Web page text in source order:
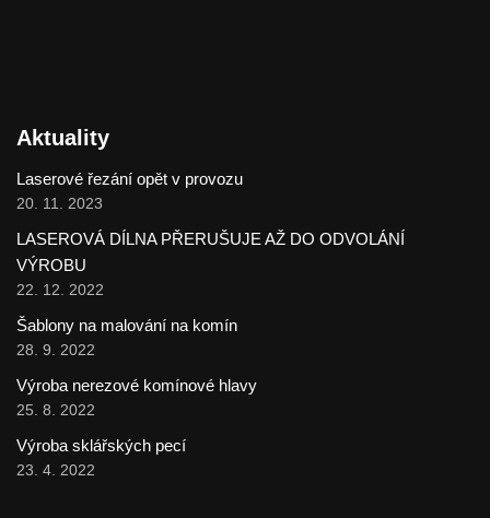
Aktuality
Laserové řezání opět v provozu
20. 11. 2023
LASEROVÁ DÍLNA PŘERUŠUJE AŽ DO ODVOLÁNÍ
VÝROBU
22. 12. 2022
Šablony na malování na komín
28. 9. 2022
Výroba nerezové komínové hlavy
25. 8. 2022
Výroba sklářských pecí
23. 4. 2022